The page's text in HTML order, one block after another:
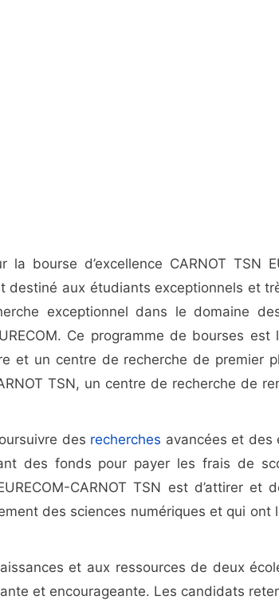
bourse d’excellence CARNOT TSN
destiné aux étudiants exceptionnels et
exceptionnel dans le domaine
Ce programme de bourses est
et un centre de recherche de premier
TSN, un centre de recherche de
des recherches avancées et des
des fonds pour payer les frais de
CARNOT TSN est d’attirer et
des sciences numériques et qui
et aux ressources de deux
et encourageante. Les candidats